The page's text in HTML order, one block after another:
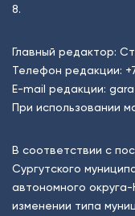
8.
Главный редактор:
Телефон редакции:
E-mail редакции:
При использовании
В соответствии с
Сургутского
автономного
изменении типа